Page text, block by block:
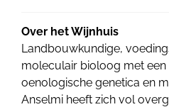
Over het Wijnhuis
Landbouwkundige,
moleculair bioloog met een
oenologische genetica en
Anselmi heeft zich vol